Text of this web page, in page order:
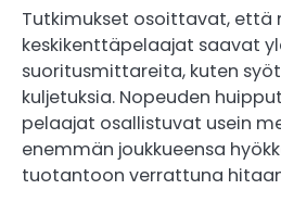
Tutkimukset osoittavat,
keskikenttäpelaajat saavat
suoritusmittareita, kuten
kuljetuksia. Nopeuden
pelaajat osallistuvat usein
enemmän joukkueensa
tuotantoon verrattuna